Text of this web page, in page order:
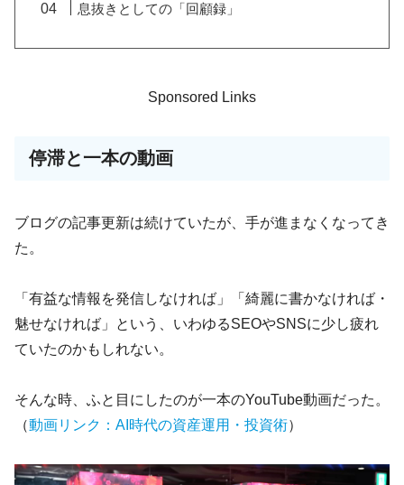
息抜きとしての「回顧録」
Sponsored Links
停滞と一本の動画
ブログの記事更新は続けていたが、手が進まなくなってき
た。
「有益な情報を発信しなければ」「綺麗に書かなければ・
魅せなければ」という、いわゆるSEOやSNSに少し疲れ
ていたのかもしれない。
そんな時、ふと目にしたのが一本のYouTube動画だった。
（動画リンク：AI時代の資産運用・投資術）